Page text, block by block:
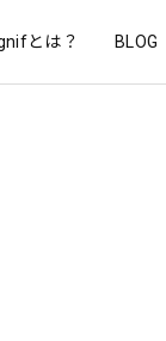
とは？ BLOG